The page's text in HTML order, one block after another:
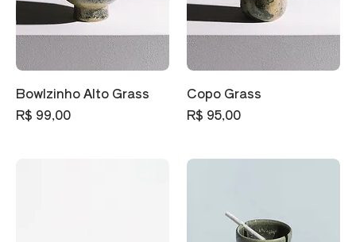
Bowlzinho Alto Grass
Preço
R$ 99,00
Copo Grass
Preço
R$ 95,00